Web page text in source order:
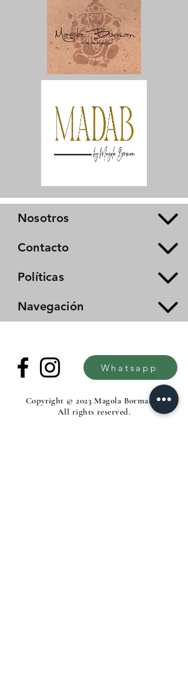
Nosotros
Contacto
Políticas
Navegación
Whatsapp
Copyright © 2023 Magola Borman®.
All rights reserved.